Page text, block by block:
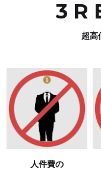
超高
人件費の